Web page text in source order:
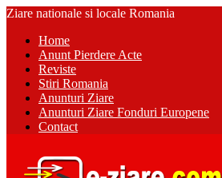
Ziare nationale si locale Romania
Home
Anunt Pierdere Acte
Reviste
Stiri Romania
Anunturi Ziare
Anunturi Ziare Fonduri Europene
Contact